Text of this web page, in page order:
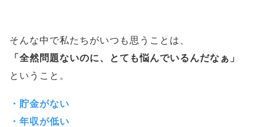
そんな中で私たちがいつも思うことは、
「全然問題ないのに、とても悩んでいるんだなぁ」
ということ。
・貯金がない
・年収が低い